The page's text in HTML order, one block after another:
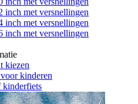
inch met versnellingen
inch met versnellingen
inch met versnellingen
kiezen
kinderen
kinderfiets